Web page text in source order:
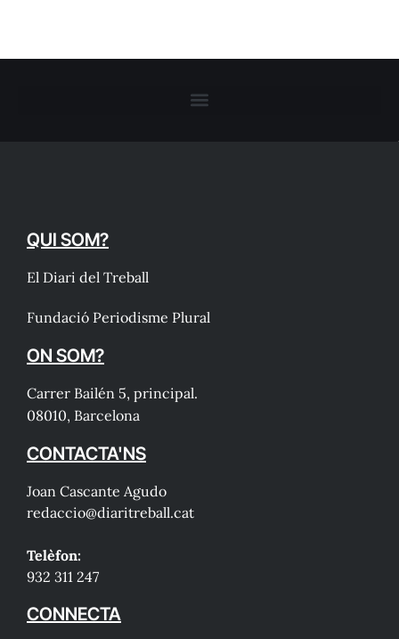
QUI SOM?
El Diari del Treball
Fundació Periodisme Plural
ON SOM?
Carrer Bailén 5, principal.
08010, Barcelona
CONTACTA'NS
Joan Cascante Agudo
redaccio@diaritreball.cat
Telèfon:
932 311 247
CONNECTA